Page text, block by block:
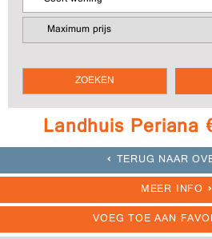
Landhuis
TERUG NAAR
MEER INFO
VOEG TOE AAN